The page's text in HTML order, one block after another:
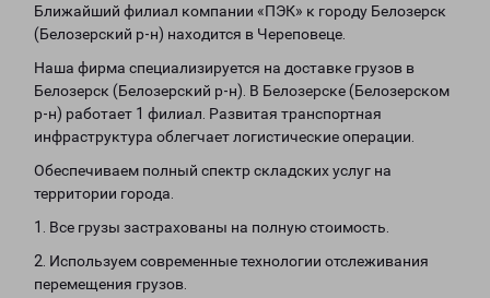
Ближайший филиал компании «ПЭК» к городу Белозерск
(Белозерский р-н) находится в Череповеце.
Наша фирма специализируется на доставке грузов в
Белозерск (Белозерский р-н). В Белозерске (Белозерском
р-н) работает 1 филиал. Развитая транспортная
инфраструктура облегчает логистические операции.
Обеспечиваем полный спектр складских услуг на
территории города.
1. Все грузы застрахованы на полную стоимость.
2. Используем современные технологии отслеживания
перемещения грузов.